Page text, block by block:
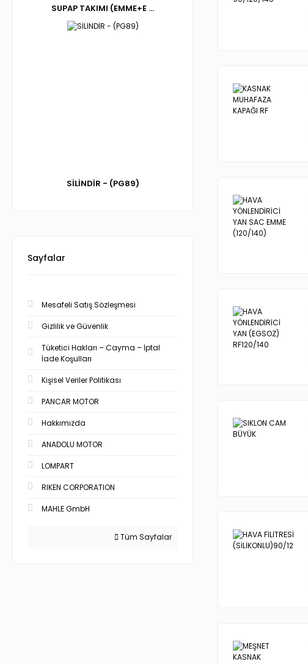
SUPAP TAKIMI (EMME+E ...
SİLİNDİR - (PG89)
Sayfalar
Mesafeli Satış Sözleşmesi
Gizlilik ve Güvenlik
Tüketici Hakları – Cayma – İptal
İade Koşulları
Kişisel Veriler Politikası
PANCAR MOTOR
Hakkımızda
ANADOLU MOTOR
LOMPART
RIKEN CORPORATION
MAHLE GmbH
Tüm Sayfalar